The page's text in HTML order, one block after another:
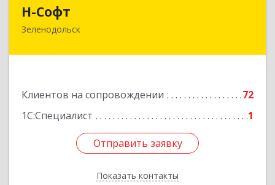
Н-Софт
Зеленодольск
Клиентов на сопровождении
72
1С:Специалист
1
Отправить заявку
Показать контакты
422521, Татарстан Респ (Татарстан),
Подробнее
Отправить заявку
Назад